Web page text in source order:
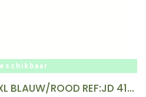
DUOMARKER PRO 400XL BLAUW/ROOD REF:JD 410000 COLOR LINE